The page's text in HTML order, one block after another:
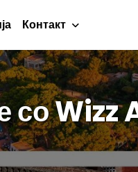
Контакт
со Wizz